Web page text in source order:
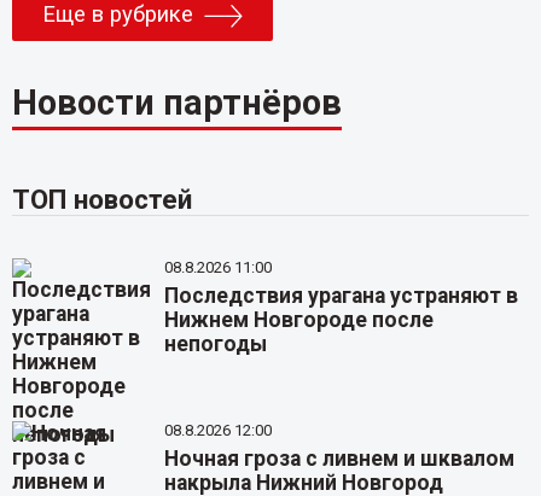
Еще в рубрике
Новости партнёров
ТОП новостей
08.8.2026 11:00
Последствия урагана устраняют в
Нижнем Новгороде после
непогоды
08.8.2026 12:00
Ночная гроза с ливнем и шквалом
накрыла Нижний Новгород